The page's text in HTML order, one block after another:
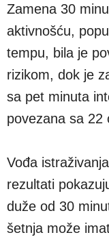
Zamena 30
aktivnošću,
tempu, bila je
rizikom, dok je
sa pet minuta
povezana sa 22
Vođa
rezultati
duže od 30
šetnja može